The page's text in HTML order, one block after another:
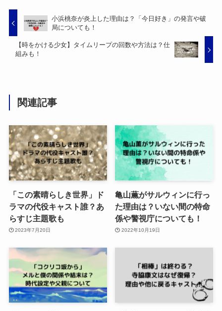
小浜桃奈が炎上した理由は？「今日好き」の発言や破
局についても！
【時をかける少女】タイムリープの回数や方法は？仕
組みも！
関連記事
「この素晴らしき世界」ド
ラマの代役キャスト誰？あ
らすじ主題歌も
2023年7月20日
亀山薫がサルウィンに行っ
た理由は？いない間の特命
係や警視庁についても！
2022年10月19日